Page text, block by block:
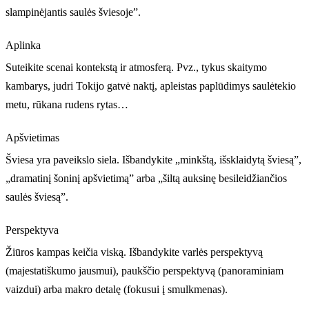
slampinėjantis saulės šviesoje”.
Aplinka
Suteikite scenai kontekstą ir atmosferą. Pvz., tykus skaitymo
kambarys, judri Tokijo gatvė naktį, apleistas paplūdimys saulėtekio
metu, rūkana rudens rytas…
Apšvietimas
Šviesa yra paveikslo siela. Išbandykite „minkštą, išsklaidytą šviesą”,
„dramatinį šoninį apšvietimą” arba „šiltą auksinę besileidžiančios
saulės šviesą”.
Perspektyva
Žiūros kampas keičia viską. Išbandykite varlės perspektyvą
(majestatiškumo jausmui), paukščio perspektyvą (panoraminiam
vaizdui) arba makro detalę (fokusui į smulkmenas).